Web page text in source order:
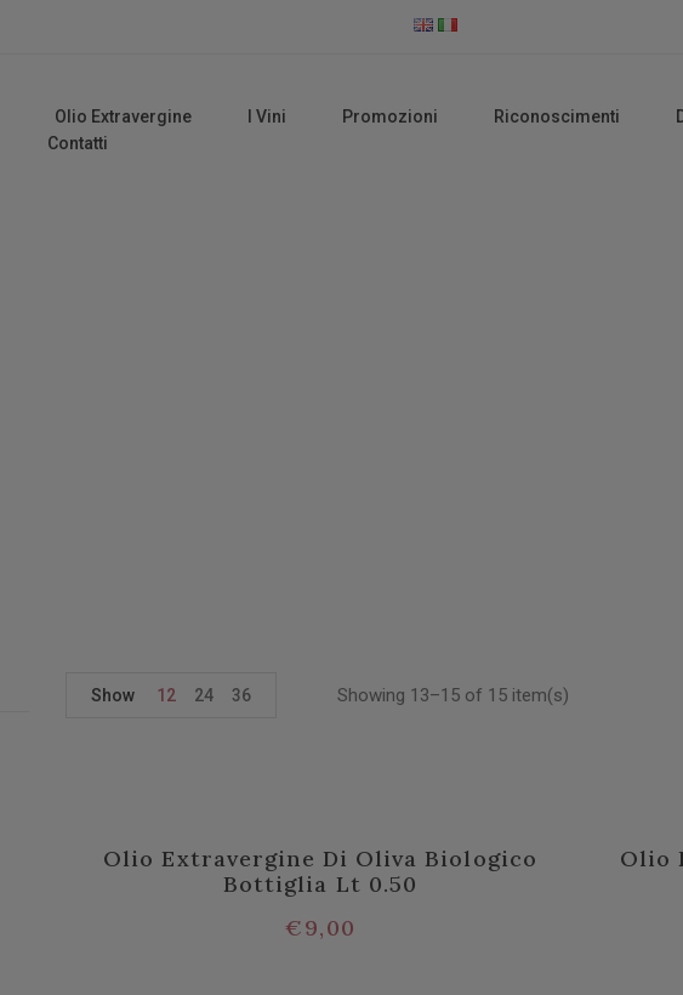
Olio Extravergine I Vini Promozioni Riconoscimenti
Contatti
Showing 13–15 of 15 item(s)
Show 12 24 36
Olio Extravergine Di Oliva Biologico
Bottiglia Lt 0.50
€9,00
Olio